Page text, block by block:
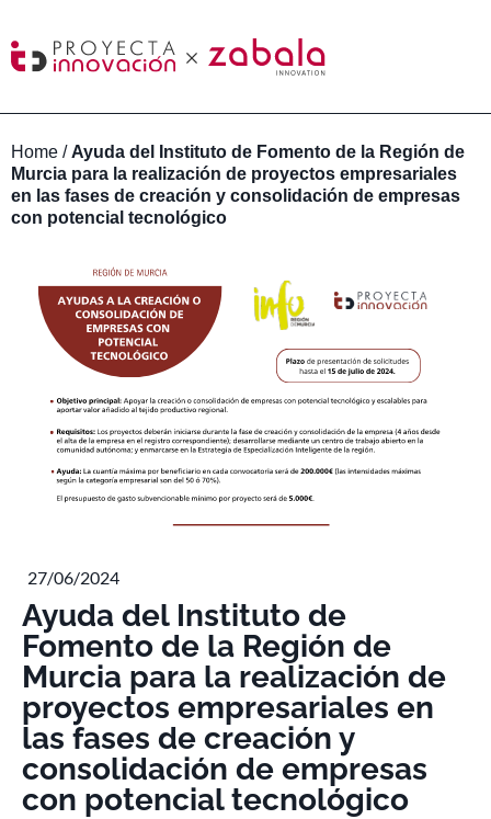
Home / Ayuda del Instituto de Fomento de la Región de
Murcia para la realización de proyectos empresariales
en las fases de creación y consolidación de empresas
con potencial tecnológico
27/06/2024
Ayuda del Instituto de
Fomento de la Región de
Murcia para la realización de
proyectos empresariales en
las fases de creación y
consolidación de empresas
con potencial tecnológico